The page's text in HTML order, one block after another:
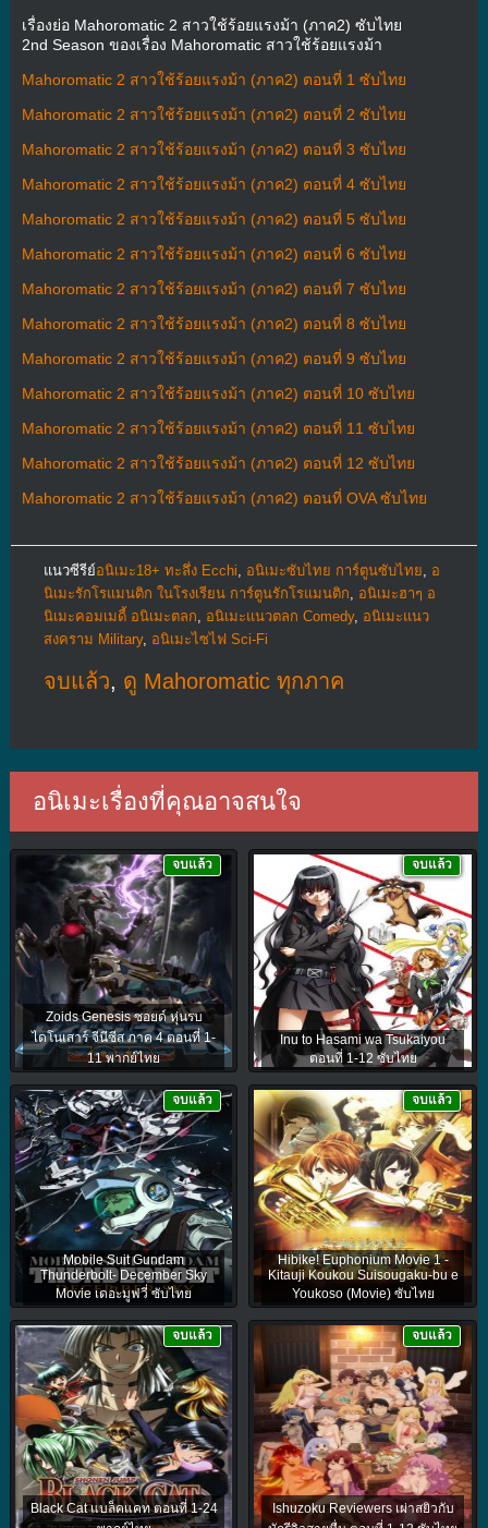
เรื่องย่อ Mahoromatic 2 สาวใช้ร้อยแรงม้า (ภาค2) ซับไทย
2nd Season ของเรื่อง Mahoromatic สาวใช้ร้อยแรงม้า
Mahoromatic 2 สาวใช้ร้อยแรงม้า (ภาค2) ตอนที่ 1 ซับไทย
Mahoromatic 2 สาวใช้ร้อยแรงม้า (ภาค2) ตอนที่ 2 ซับไทย
Mahoromatic 2 สาวใช้ร้อยแรงม้า (ภาค2) ตอนที่ 3 ซับไทย
Mahoromatic 2 สาวใช้ร้อยแรงม้า (ภาค2) ตอนที่ 4 ซับไทย
Mahoromatic 2 สาวใช้ร้อยแรงม้า (ภาค2) ตอนที่ 5 ซับไทย
Mahoromatic 2 สาวใช้ร้อยแรงม้า (ภาค2) ตอนที่ 6 ซับไทย
Mahoromatic 2 สาวใช้ร้อยแรงม้า (ภาค2) ตอนที่ 7 ซับไทย
Mahoromatic 2 สาวใช้ร้อยแรงม้า (ภาค2) ตอนที่ 8 ซับไทย
Mahoromatic 2 สาวใช้ร้อยแรงม้า (ภาค2) ตอนที่ 9 ซับไทย
Mahoromatic 2 สาวใช้ร้อยแรงม้า (ภาค2) ตอนที่ 10 ซับไทย
Mahoromatic 2 สาวใช้ร้อยแรงม้า (ภาค2) ตอนที่ 11 ซับไทย
Mahoromatic 2 สาวใช้ร้อยแรงม้า (ภาค2) ตอนที่ 12 ซับไทย
Mahoromatic 2 สาวใช้ร้อยแรงม้า (ภาค2) ตอนที่ OVA ซับไทย
แนวซีรีย์อนิเมะ18+ ทะลึ่ง Ecchi อนิเมะซับไทย การ์ตูนซับไทย
อ
นิเมะรักโรแมนติก ในโรงเรียน การ์ตูนรักโรแมนติก
อนิเมะฮาๆ อ
นิเมะคอมเมดี้ อนิเมะตลก
อนิเมะแนวตลก Comedy, อนิเมะแนว
สงคราม Military, อนิเมะไซไฟ Sci-Fi
จบแล้ว, ดู Mahoromatic ทุกภาค
อนิเมะเรื่องที่คุณอาจสนใจ
Zoids Genesis ซอยด์ หุ่นรบ
ไดโนเสาร์ จีนีซีส ภาค 4 ตอนที่ 1-
11 พากย์ไทย
จบแล้ว
Inu to Hasami wa Tsukaiyou
ตอนที่ 1-12 ซับไทย
จบแล้ว
Mobile Suit Gundam
Thunderbolt- December Sky
Movie เดอะมูฟวี่ ซับไทย
จบแล้ว
Hibike! Euphonium Movie 1 -
Kitauji Koukou Suisougaku-bu e
Youkoso (Movie) ซับไทย
จบแล้ว
Black Cat แบล็คแคท ตอนที่ 1-24
จบแล้ว
Ishuzoku Reviewers เผ่าสยิวกับ
จบแล้ว